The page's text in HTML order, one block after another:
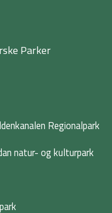
Parker
Regionalpark
natur- og kulturpark